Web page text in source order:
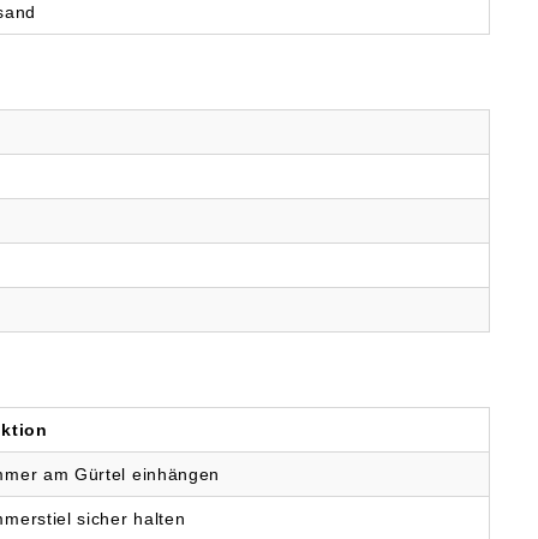
am Gürtel einhängen
sicher halten